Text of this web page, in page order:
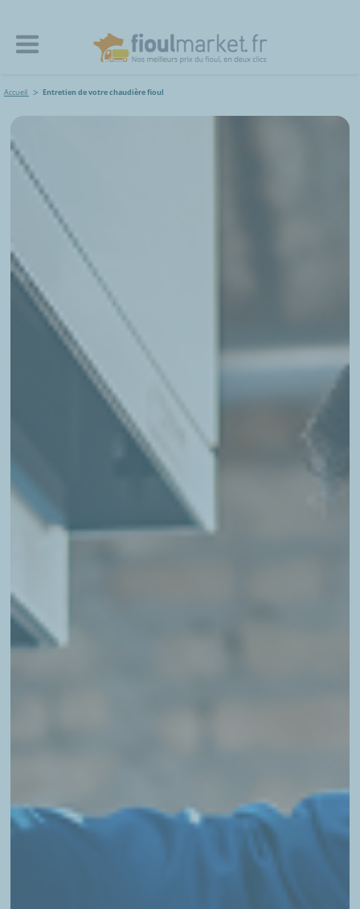
Accueil Entretien de votre chaudière fioul